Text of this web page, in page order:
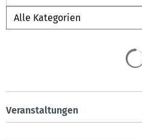
Veranstaltungen